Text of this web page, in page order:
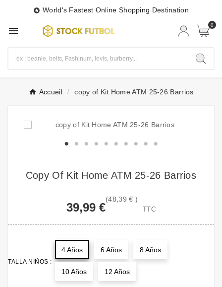
 World's Fastest Online Shopping Destination
 0
Accueil copy of Kit Home ATM 25-26 Barrios
Copy Of Kit Home ATM 25-26 Barrios
39,99 €
(48,39 € )
TTC
TALLA NIÑOS :
4 Años 6 Años 8 Años
10 Años 12 Años